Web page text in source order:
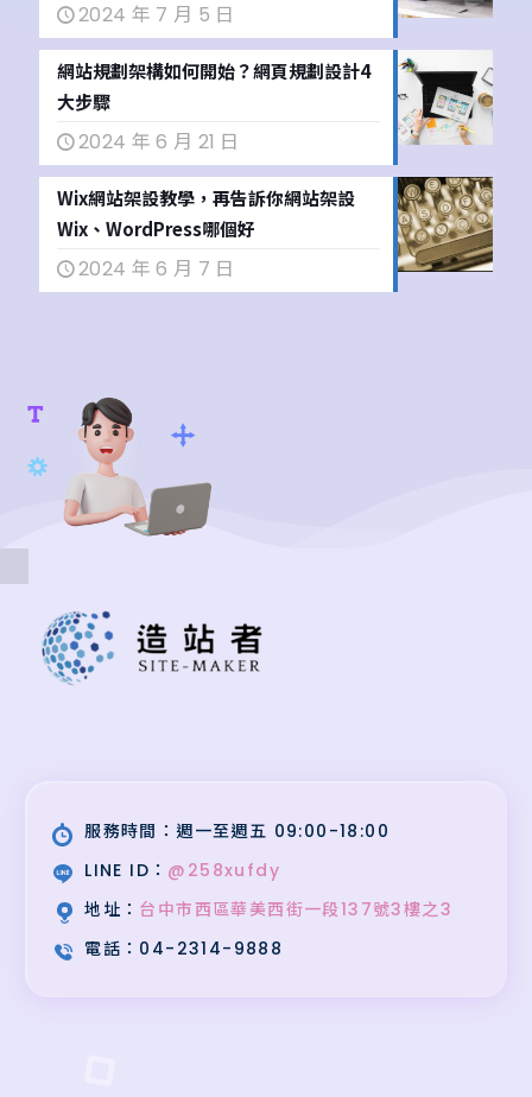
2024 年 7 月 5 日
網站規劃架構如何開始？網頁規劃設計4
大步驟
2024 年 6 月 21 日
Wix網站架設教學，再告訴你網站架設
Wix、WordPress哪個好
2024 年 6 月 7 日
服務時間：週一至週五 09:00-18:00
LINE ID： @258xufdy
地址： 台中市西區華美西街一段137號3樓之3
電話： 04-2314-9888